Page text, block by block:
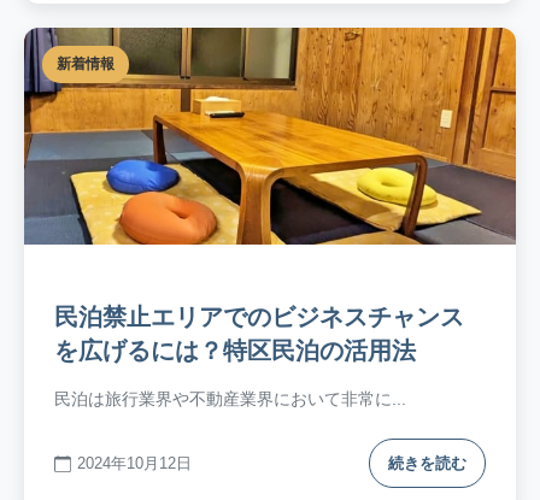
新着情報
民泊禁止エリアでのビジネスチャンス
を広げるには？特区民泊の活用法
民泊は旅行業界や不動産業界において非常に...
2024年10月12日 続きを読む